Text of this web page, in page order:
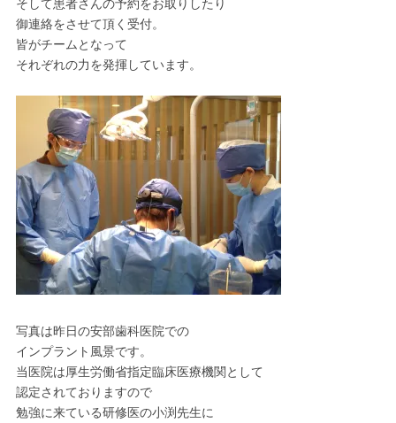
そして患者さんの予約をお取りしたり
御連絡をさせて頂く受付。
皆がチームとなって
それぞれの力を発揮しています。
写真は昨日の安部歯科医院での
インプラント風景です。
当医院は厚生労働省指定臨床医療機関として
認定されておりますので
勉強に来ている研修医の小渕先生に